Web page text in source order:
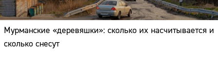
Мурманские «деревяшки»: сколько их насчитывается и
сколько снесут